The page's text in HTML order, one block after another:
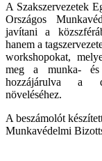
A Szakszervezetek
Országos
javítani a
hanem a
workshopokat,
meg a munka- és
hozzájárulva a
növeléséhez.
A beszámolót
Munkavédelmi